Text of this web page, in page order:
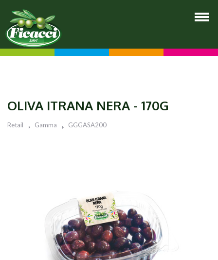
OLIVA ITRANA NERA - 170G
Retail Gamma GGGASA200